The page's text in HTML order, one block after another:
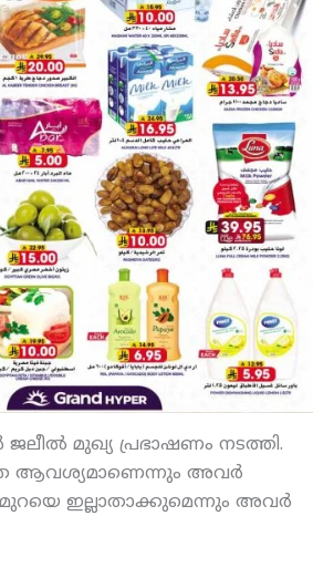
മുഖ്യ പ്രഭാഷണം നടത്തി.
ആവശ്യമാണെന്നും അവര്‍
ഇല്ലാതാക്കുമെന്നും അവര്‍